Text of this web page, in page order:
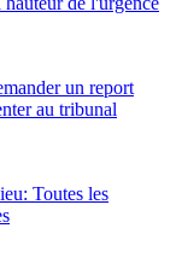
un report
au tribunal
Toutes les